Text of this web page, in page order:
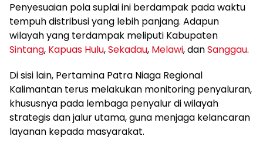
Penyesuaian pola suplai ini berdampak pada waktu
tempuh distribusi yang lebih panjang. Adapun
wilayah yang terdampak meliputi Kabupaten
Sintang, Kapuas Hulu,Sekadau, Melawi, danSanggau.
Di sisi lain, Pertamina Patra Niaga Regional
Kalimantan terus melakukan monitoring penyaluran,
khususnya pada lembaga penyalur di wilayah
strategis dan jalur utama, guna menjaga kelancaran
layanan kepada masyarakat.